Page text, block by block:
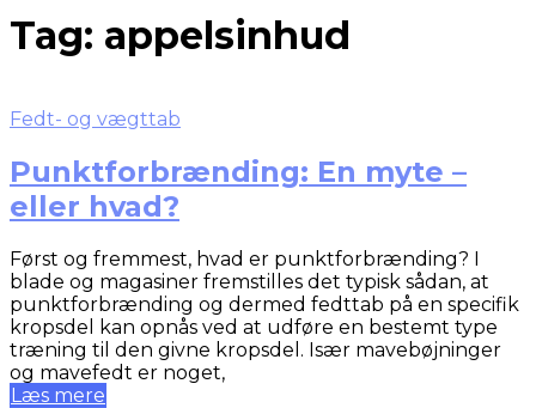
Tag: appelsinhud
Fedt- og vægttab
Punktforbrænding: En myte –
eller hvad?
Først og fremmest, hvad er punktforbrænding? I
blade og magasiner fremstilles det typisk sådan, at
punktforbrænding og dermed fedttab på en specifik
kropsdel kan opnås ved at udføre en bestemt type
træning til den givne kropsdel. Især mavebøjninger
og mavefedt er noget,
Læs mere